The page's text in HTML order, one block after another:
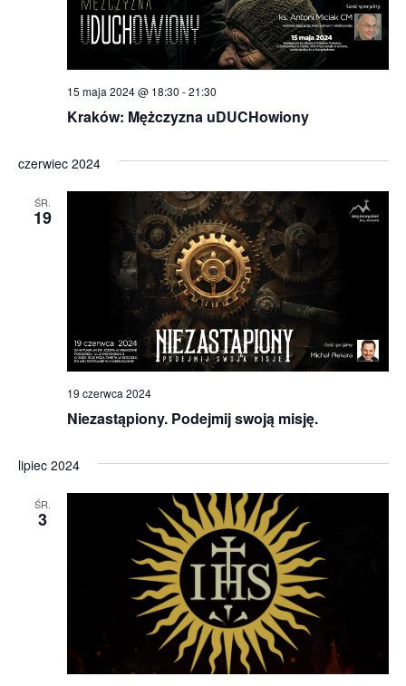
Kraków: Mężczyzna uDUCHowiony
15 maja 2024 @ 18:30 -21:30
czerwiec 2024
ŚR.
19
Niezastąpiony. Podejmij swoją misję.
19 czerwca 2024
lipiec 2024
ŚR.
3